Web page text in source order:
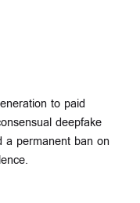
to paid
deepfake
a permanent ban on